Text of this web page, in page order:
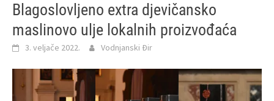
Blagoslovljeno extra djevičansko
maslinovo ulje lokalnih proizvođaća
3. veljače 2022. Vodnjanski Đir